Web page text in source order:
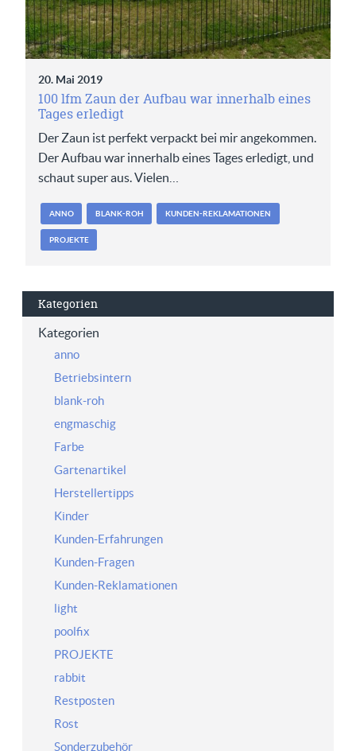
20. Mai 2019
100 lfm Zaun der Aufbau war innerhalb eines
Tages erledigt
Der Zaun ist perfekt verpackt bei mir angekommen.
Der Aufbau war innerhalb eines Tages erledigt, und
schaut super aus. Vielen…
ANNO BLANK-ROH KUNDEN-REKLAMATIONEN
PROJEKTE
Kategorien
Kategorien
anno
Betriebsintern
blank-roh
engmaschig
Farbe
Gartenartikel
Herstellertipps
Kinder
Kunden-Erfahrungen
Kunden-Fragen
Kunden-Reklamationen
light
poolfix
PROJEKTE
rabbit
Restposten
Rost
Sonderzubehör